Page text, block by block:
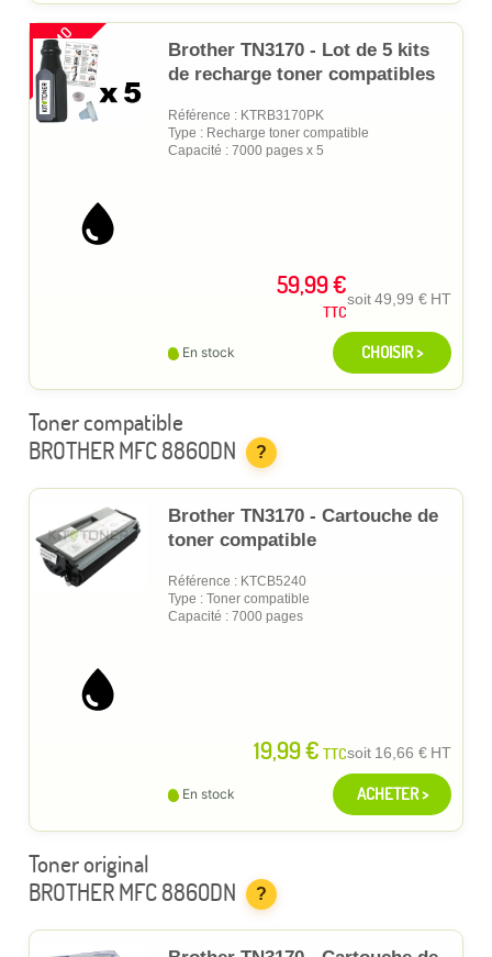
PROMO
Brother TN3170 - Lot de 5 kits
de recharge toner compatibles
Référence : KTRB3170PK
Type : Recharge toner compatible
Capacité : 7000 pages x 5
59,99 €
TTC
soit49,99 € HT
En stock CHOISIR >
Toner compatible
BROTHER MFC 8860DN
?
Brother TN3170 - Cartouche de
toner compatible
Référence : KTCB5240
Type : Toner compatible
Capacité : 7000 pages
19,99 € TTCsoit 16,66 € HT
En stock ACHETER >
Toner original
BROTHER MFC 8860DN
?